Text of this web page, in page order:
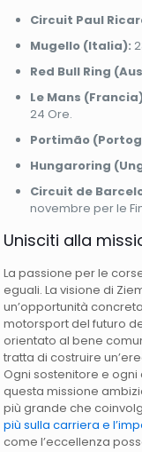
Circuit Paul
Mugello (Italia):
Red Bull Ring
Le Mans
24 Ore.
Portimão
Hungaroring
Circuit de
novembre per le
Unisciti alla
La passione per le
eguali. La visione di
un’opportunità
motorsport del futuro
orientato al bene
tratta di costruire
Ogni sostenitore e
questa missione
più grande che
più sulla carriera e
come l’eccellenza